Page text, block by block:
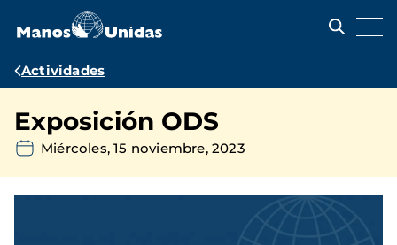
contenido
Ruta
navegación
Actividades
Exposición ODS
Miércoles, 15 noviembre, 2023